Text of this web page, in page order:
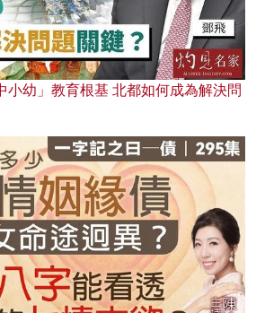
小幼」教育根基 北都如何成為解決問